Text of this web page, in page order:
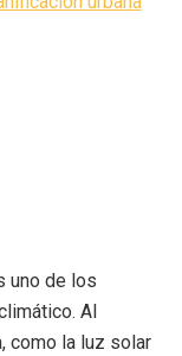
uno de los
Al
como la luz solar